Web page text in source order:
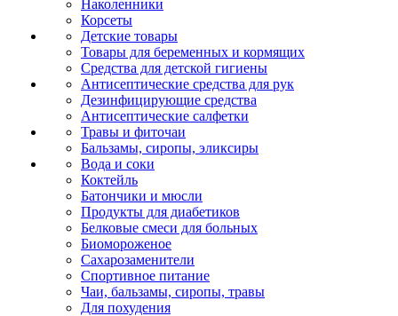
Наколенники
Корсеты
Детские товары
Товары для беременных и кормящих
Средства для детской гигиены
Антисептические средства для рук
Дезинфицирующие средства
Антисептические салфетки
Травы и фиточаи
Бальзамы, сиропы, эликсиры
Вода и соки
Коктейль
Батончики и мюсли
Продукты для диабетиков
Белковые смеси для больных
Биомороженое
Сахарозаменители
Спортивное питание
Чаи, бальзамы, сиропы, травы
Для похудения